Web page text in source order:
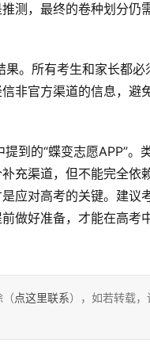
测，最终的卷种划分仍
非官方渠道的信息，避
充渠道，但不能完全依
应对高考的关键。建议
做好准备，才能在高考
（点这里联系），如若转载，